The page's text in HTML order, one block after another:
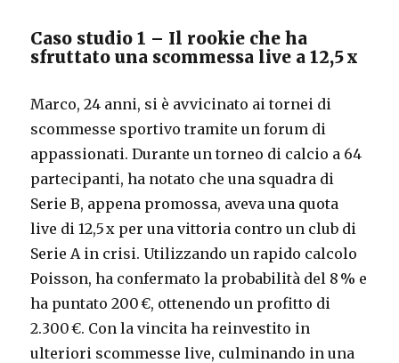
Caso studio 1 – Il rookie che ha
sfruttato una scommessa live a 12,5 x
Marco, 24 anni, si è avvicinato ai tornei di
scommesse sportivo tramite un forum di
appassionati. Durante un torneo di calcio a 64
partecipanti, ha notato che una squadra di
Serie B, appena promossa, aveva una quota
live di 12,5 x per una vittoria contro un club di
Serie A in crisi. Utilizzando un rapido calcolo
Poisson, ha confermato la probabilità del 8 % e
ha puntato 200 €, ottenendo un profitto di
2.300 €. Con la vincita ha reinvestito in
ulteriori scommesse live, culminando in una